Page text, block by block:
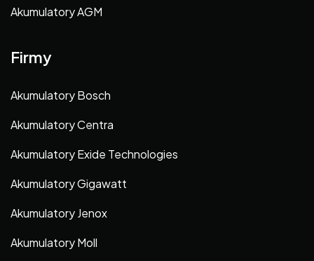
Akumulatory AGM
Firmy
Akumulatory Bosch
Akumulatory Centra
Akumulatory Exide Technologies
Akumulatory Gigawatt
Akumulatory Jenox
Akumulatory Moll